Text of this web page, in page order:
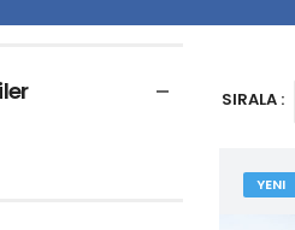
SIRALA :
YENI